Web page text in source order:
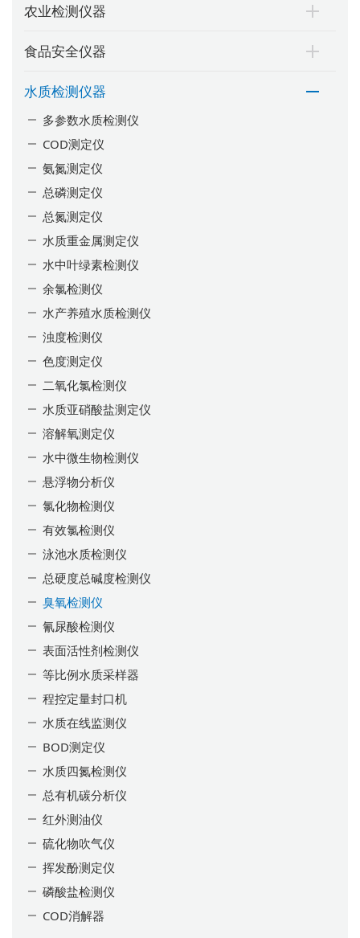
农业检测仪器
食品安全仪器
水质检测仪器
多参数水质检测仪
COD测定仪
氨氮测定仪
总磷测定仪
总氮测定仪
水质重金属测定仪
水中叶绿素检测仪
余氯检测仪
水产养殖水质检测仪
浊度检测仪
色度测定仪
二氧化氯检测仪
水质亚硝酸盐测定仪
溶解氧测定仪
水中微生物检测仪
悬浮物分析仪
氯化物检测仪
有效氯检测仪
泳池水质检测仪
总硬度总碱度检测仪
臭氧检测仪
氰尿酸检测仪
表面活性剂检测仪
等比例水质采样器
程控定量封口机
水质在线监测仪
BOD测定仪
水质四氮检测仪
总有机碳分析仪
红外测油仪
硫化物吹气仪
挥发酚测定仪
磷酸盐检测仪
COD消解器